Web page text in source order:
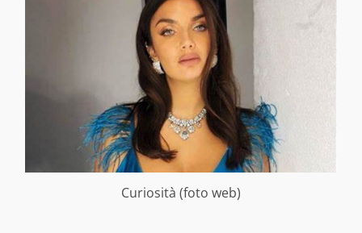
Curiosità (foto web)